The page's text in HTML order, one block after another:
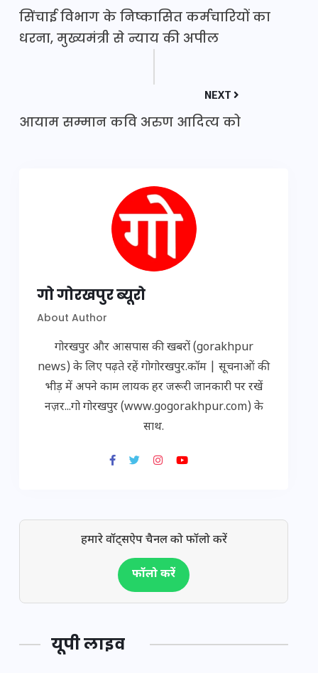
सिंचाई विभाग के निष्कासित कर्मचारियों का
धरना, मुख्यमंत्री से न्याय की अपील
NEXT
आयाम सम्मान कवि अरुण आदित्य को
गो गोरखपुर ब्यूरो
About Author
गोरखपुर और आसपास की खबरों (gorakhpur
news) के लिए पढ़ते रहें गोगोरखपुर.कॉम | सूचनाओं की
भीड़ में अपने काम लायक हर जरूरी जानकारी पर रखें
नज़र...गो गोरखपुर (www.gogorakhpur.com) के
साथ.
हमारे वॉट्सऐप चैनल को फॉलो करें
फॉलो करें
यूपी लाइव